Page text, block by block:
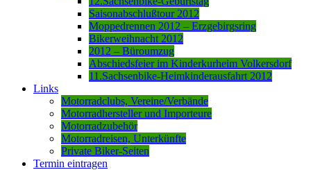
Saisonabschlußtour 2012
Moppedrennen 2012 – Erzgebirgsring
Bikerweihnacht 2012
2012 – Büroumzug
Abschiedsfeier im Kinderkurheim Volkersdorf
11.Sachsenbike-Heimkinderausfahrt 2012
Links
Motorradclubs, Vereine/Verbände
Motorradhersteller und Importeure
Motorradzubehör
Motorradreisen, Unterkünfte
Private Biker-Seiten
Termin eintragen